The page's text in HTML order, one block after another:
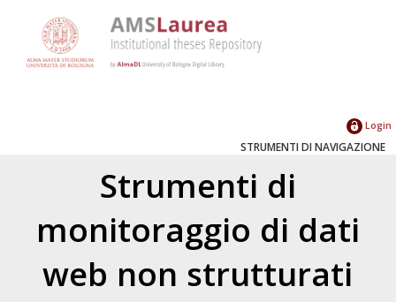
Login
STRUMENTI DI NAVIGAZIONE
Strumenti di
monitoraggio di dati
web non strutturati